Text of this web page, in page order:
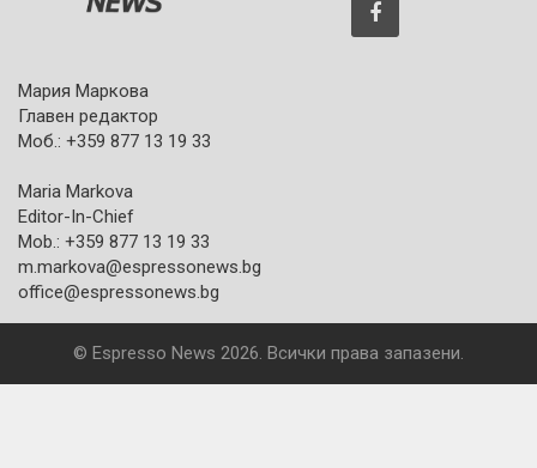
Мария Маркова
Главен редактор
Моб.: +359 877 13 19 33
Maria Markova
Editor-In-Chief
Mob.: +359 877 13 19 33
m.markova@espressonews.bg
office@espressonews.bg
© Espresso News 2026. Всички права запазени.